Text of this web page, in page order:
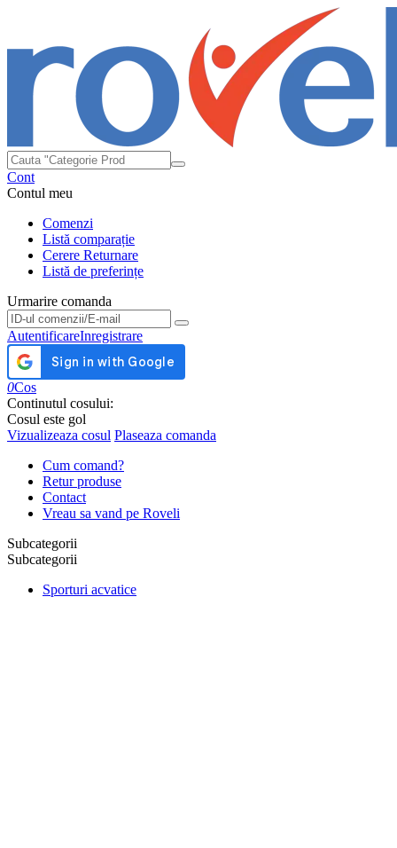
Cont
Contul meu
Comenzi
Listă comparație
Cerere Returnare
Listă de preferințe
Urmarire comanda
Urmarire comanda
AutentificareInregistrare
0Cos
Continutul cosului:
Cosul este gol
Vizualizeaza cosul Plaseaza comanda
Cum comand?
Retur produse
Contact
Vreau sa vand pe Roveli
Subcategorii
Subcategorii
Sporturi acvatice